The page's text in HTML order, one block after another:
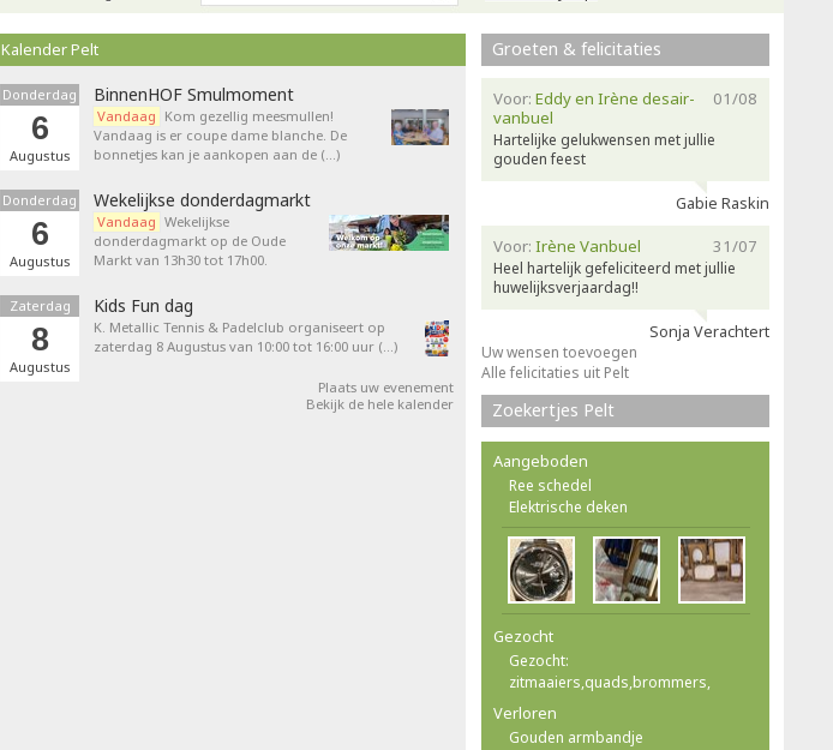
Kalender Pelt
Donderdag
6
Augustus
BinnenHOF Smulmoment
Vandaag Kom gezellig meesmullen!
Vandaag is er coupe dame blanche. De
bonnetjes kan je aankopen aan de (…)
Donderdag
6
Augustus
Wekelijkse donderdagmarkt
Vandaag Wekelijkse
donderdagmarkt op de Oude
Markt van 13h30 tot 17h00.
Zaterdag
8
Augustus
Kids Fun dag
K. Metallic Tennis & Padelclub organiseert op
zaterdag 8 Augustus van 10:00 tot 16:00 uur (…)
Plaats uw evenement
Bekijk de hele kalender
Groeten & felicitaties
01/08
Voor: Eddy en Irène desair-
vanbuel
Hartelijke gelukwensen met jullie
gouden feest
Gabie Raskin
31/07
Voor: Irène Vanbuel
Heel hartelijk gefeliciteerd met jullie
huwelijksverjaardag!!
Sonja Verachtert
Uw wensen toevoegen
Alle felicitaties uit Pelt
Zoekertjes Pelt
Aangeboden
Ree schedel
Elektrische deken
Gezocht
Gezocht:
zitmaaiers,quads,brommers,
Verloren
Gouden armbandje